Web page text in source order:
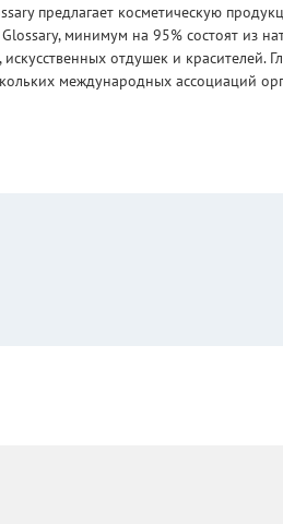
предлагает косметическую
минимум на 95% состоят из
отдушек и красителей.
международных ассоциаций